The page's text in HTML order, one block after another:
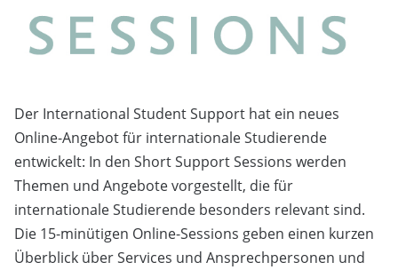
Der International Student Support hat ein neues
Online-Angebot für internationale Studierende
entwickelt: In den Short Support Sessions werden
Themen und Angebote vorgestellt, die für
internationale Studierende besonders relevant sind.
Die 15-minütigen Online-Sessions geben einen kurzen
Überblick über Services und Ansprechpersonen und